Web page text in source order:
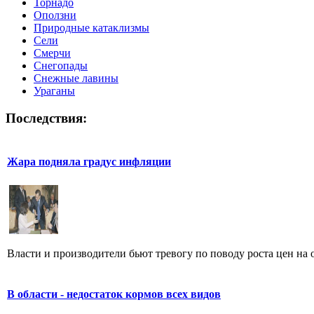
Торнадо
Оползни
Природные катаклизмы
Сели
Смерчи
Снегопады
Снежные лавины
Ураганы
Последствия:
Жара подняла градус инфляции
Власти и производители бьют тревогу по поводу роста цен на
В области - недостаток кормов всех видов